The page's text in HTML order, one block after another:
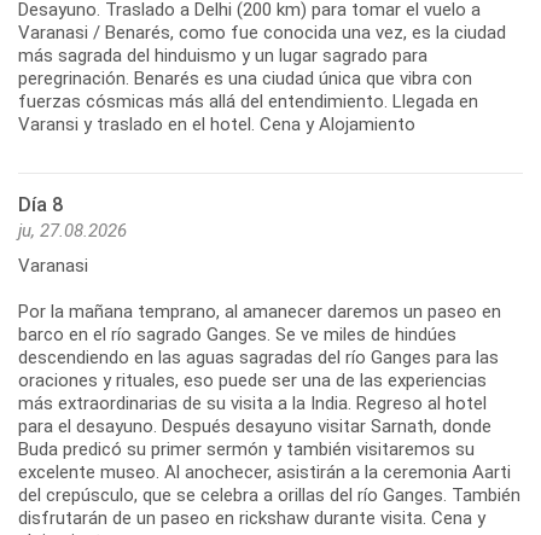
Desayuno. Traslado a Delhi (200 km) para tomar el vuelo a
Varanasi / Benarés, como fue conocida una vez, es la ciudad
más sagrada del hinduismo y un lugar sagrado para
peregrinación. Benarés es una ciudad única que vibra con
fuerzas cósmicas más allá del entendimiento. Llegada en
Varansi y traslado en el hotel. Cena y Alojamiento
Día 8
ju, 27.08.2026
Varanasi
Por la mañana temprano, al amanecer daremos un paseo en
barco en el río sagrado Ganges. Se ve miles de hindúes
descendiendo en las aguas sagradas del río Ganges para las
oraciones y rituales, eso puede ser una de las experiencias
más extraordinarias de su visita a la India. Regreso al hotel
para el desayuno. Después desayuno visitar Sarnath, donde
Buda predicó su primer sermón y también visitaremos su
excelente museo. Al anochecer, asistirán a la ceremonia Aarti
del crepúsculo, que se celebra a orillas del río Ganges. También
disfrutarán de un paseo en rickshaw durante visita. Cena y